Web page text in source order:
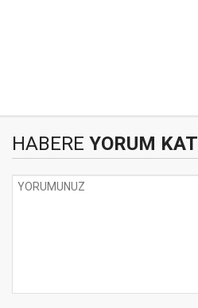
HABERE YORUM KAT